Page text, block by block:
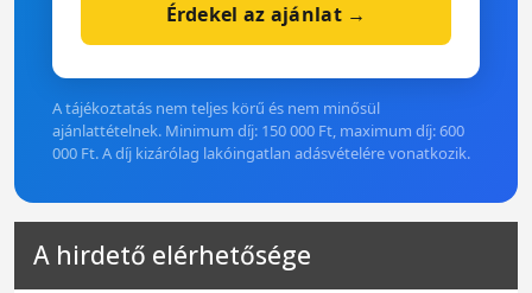
Érdekel az ajánlat →
A tájékoztatás nem teljes körű és nem minősül
ajánlattételnek. Minimum díj: 150 000 Ft, maximum díj: 600
000 Ft. A díj kizárólag lakóingatlan adásvételére vonatkozik.
A hirdető elérhetősége